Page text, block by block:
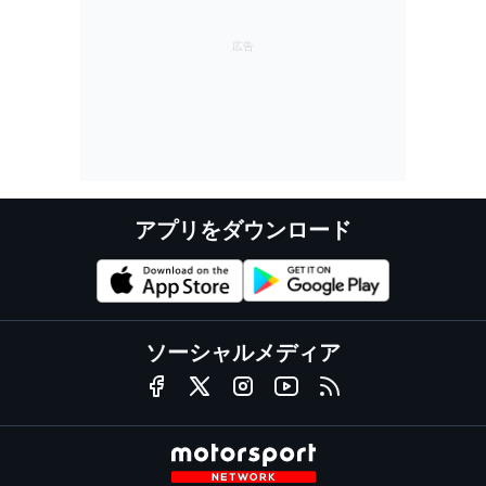
アプリをダウンロード
ソーシャルメディア